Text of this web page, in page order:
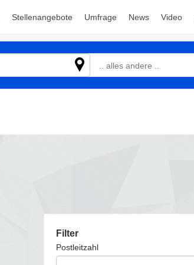
.. alles andere ..
Filter
Postleitzahl
Stellenangebote Umfrage News Video